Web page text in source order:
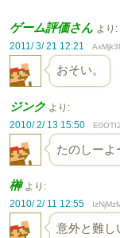
ゲーム評価さん より:
2011/ 3/ 21 12:21
おそい。
ジンク より:
2010/ 2/ 13 15:50
たのしーよ
榊 より:
2010/ 2/ 11 12:55
意外と難し